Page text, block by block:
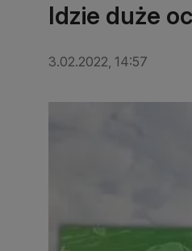
Idzie duże
3.02.2022, 14:57